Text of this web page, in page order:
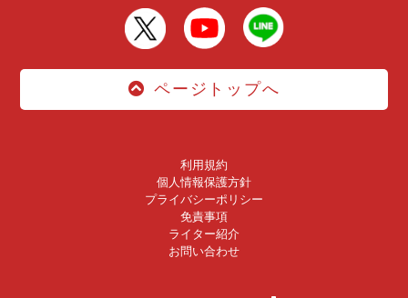
ページトップへ
利用規約
個人情報保護方針
プライバシーポリシー
免責事項
ライター紹介
お問い合わせ